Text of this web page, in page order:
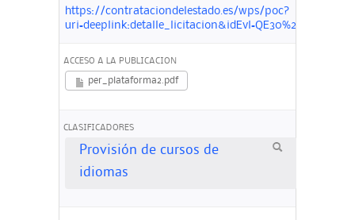
https://contrataciondelestado.es/wps/poc?
ACCESO A LA PUBLICACION
per_plataforma2.pdf
CLASIFICADORES
Provisión de cursos de
idiomas